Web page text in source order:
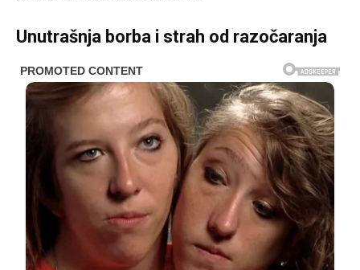
Unutrašnja borba i strah od razočaranja